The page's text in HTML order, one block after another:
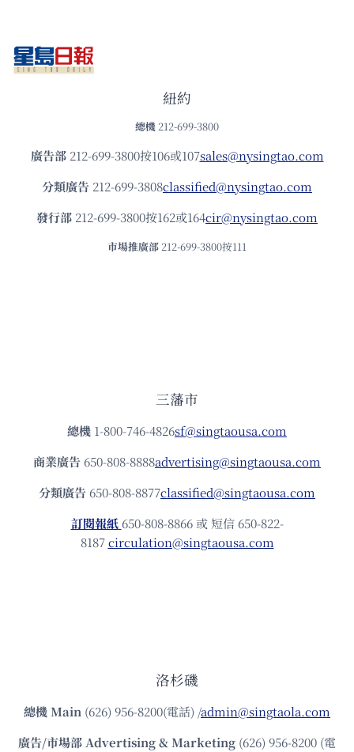
紐約
總機 212-699-3800
廣告部212-699-3800按106或107sales@nysingtao.com
分類廣告 212-699-3808classified@nysingtao.com
發⾏部 212-699-3800按162或164cir@nysingtao.com
市場推廣部 212-699-3800按111
三藩市
總機 1-800-746-4826sf@singtaousa.com
商業廣告 650-808-8888advertising@singtaousa.com
分類廣告 650-808-8877classified@singtaousa.com
訂閱報紙 650-808-8866 或 短信 650-822-
8187circulation@singtaousa.com
洛杉磯
總機Main (626) 956-8200(電話) /admin@singtaola.com
廣告/市場部Advertising & Marketing (626) 956-8200 (電